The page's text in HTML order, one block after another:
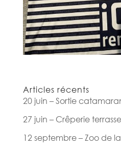
Articles récents
20 juin – Sortie
27 juin – Crêperie terrasse
12 septembre – Zoo de